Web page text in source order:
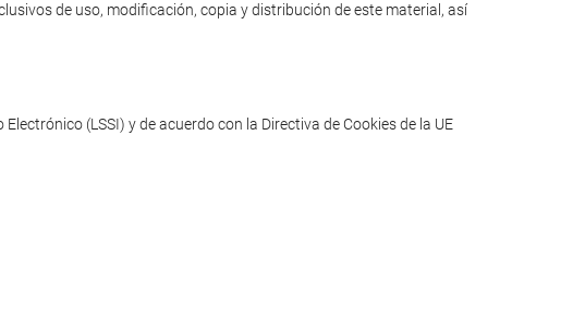
de uso, modificación, copia y distribución de este material, así
(LSSI) y de acuerdo con la Directiva de Cookies de la UE